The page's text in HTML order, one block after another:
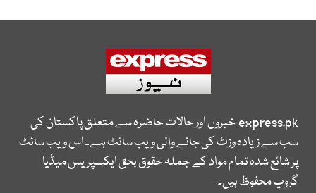
express.pkخبروں اور حالات حاضرہ سے متعلق پاکستان کی
سب سے زیادہ وزٹ کی جانے والی ویب سائٹ ہے۔ اس ویب سائٹ
پر شائع شدہ تمام مواد کے جملہ حقوق بحق ایکسپریس میڈیا
گروپ محفوظ ہیں۔